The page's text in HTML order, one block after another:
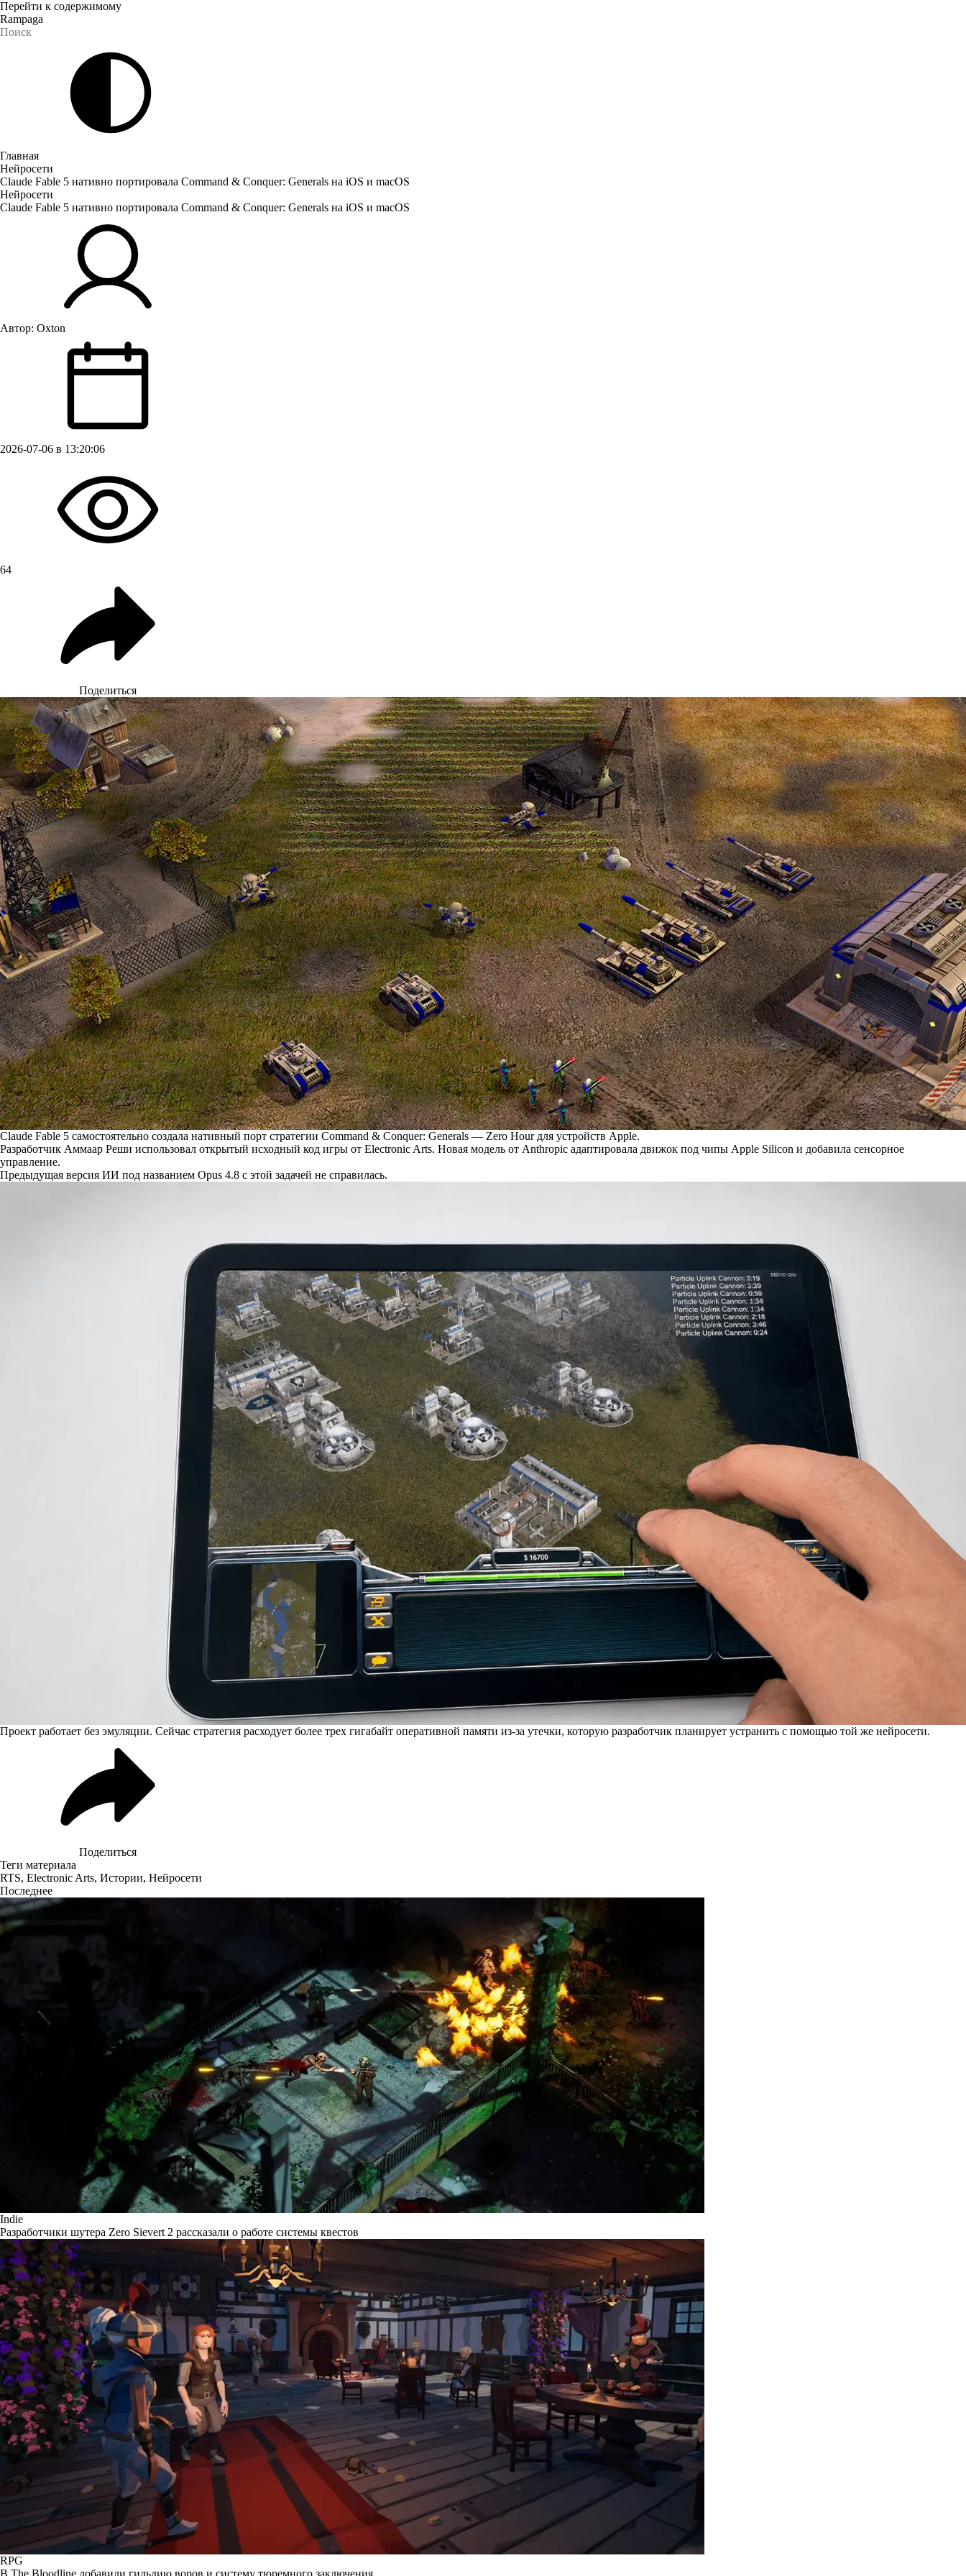
Перейти к содержимому
Rampaga
Главная
Нейросети
Claude Fable 5 нативно портировала Command & Conquer: Generals на iOS и macOS
Нейросети
Claude Fable 5 нативно портировала Command & Conquer: Generals на iOS и macOS
Автор: Oxton
2026-07-06 в 13:20:06
64
Поделиться
Claude Fable 5 самостоятельно создала нативный порт стратегии Command & Conquer: Generals — Zero Hour для устройств Apple.
Разработчик Аммаар Реши использовал открытый исходный код игры от Electronic Arts. Новая модель от Anthropic адаптировала движок под чипы Apple Silicon и добавила сенсорное
управление.
Предыдущая версия ИИ под названием Opus 4.8 с этой задачей не справилась.
Проект работает без эмуляции. Сейчас стратегия расходует более трех гигабайт оперативной памяти из-за утечки, которую разработчик планирует устранить с помощью той же нейросети.
Поделиться
Теги материала
RTS, Electronic Arts, Истории, Нейросети
Последнее
Indie
Разработчики шутера Zero Sievert 2 рассказали о работе системы квестов
RPG
В The Bloodline добавили гильдию воров и систему тюремного заключения